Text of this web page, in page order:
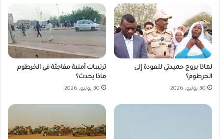
لماذا يروج حميدتي للعودة إلى
الخرطوم؟
30 يوليو، 2026
ترتيبات أمنية مفاجئة في الخرطوم
ماذا يحدث؟
30 يوليو، 2026